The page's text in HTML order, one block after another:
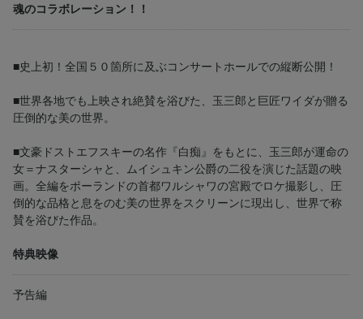
魂のコラボレーション！！
■史上初！全国５０箇所に及ぶコンサートホールでの縦断公開！
■世界各地でも上映され絶賛を浴びた、玉三郎と巨匠ワイダが贈る
圧倒的な美の世界。
■文豪ドストエフスキーの名作『白痴』をもとに、玉三郎が運命の
女＝ナスターシャと、ムイシュキン公爵の二役を演じた話題の映
画。全編をポーランドの首都ワルシャワの宮殿でロケ撮影し、圧
倒的な品格と息をのむ美の世界をスクリーンに現出し、世界で称
賛を浴びた作品。
特典映像
予告編